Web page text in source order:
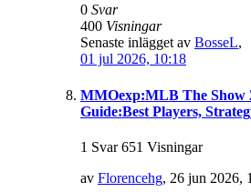
0 Svar
400 Visningar
Senaste inlägget av BosseL,
01 jul 2026, 10:18
MMOexp:MLB The Show
Guide:Best Players,
1 Svar 651 Visningar
av Florencehg, 26 jun 2026,